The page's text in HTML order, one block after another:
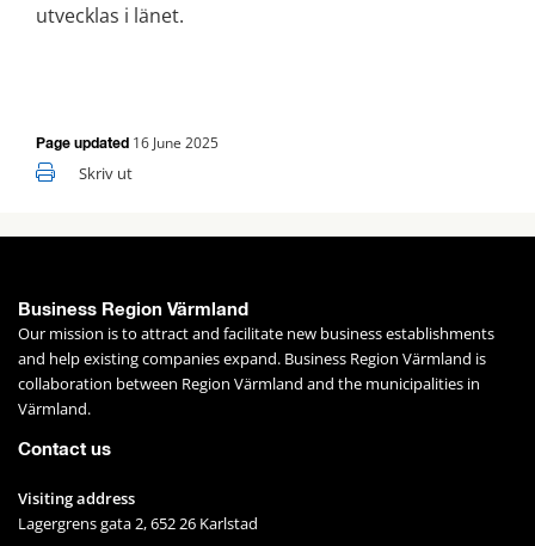
utvecklas i länet.
Page updated 16 June 2025
Skriv ut
Business Region Värmland
Our mission is to attract and facilitate new business establishments
and help existing companies expand. Business Region Värmland is
collaboration between Region Värmland and the municipalities in
Värmland.
Contact us
Visiting address
Lagergrens gata 2, 652 26 Karlstad